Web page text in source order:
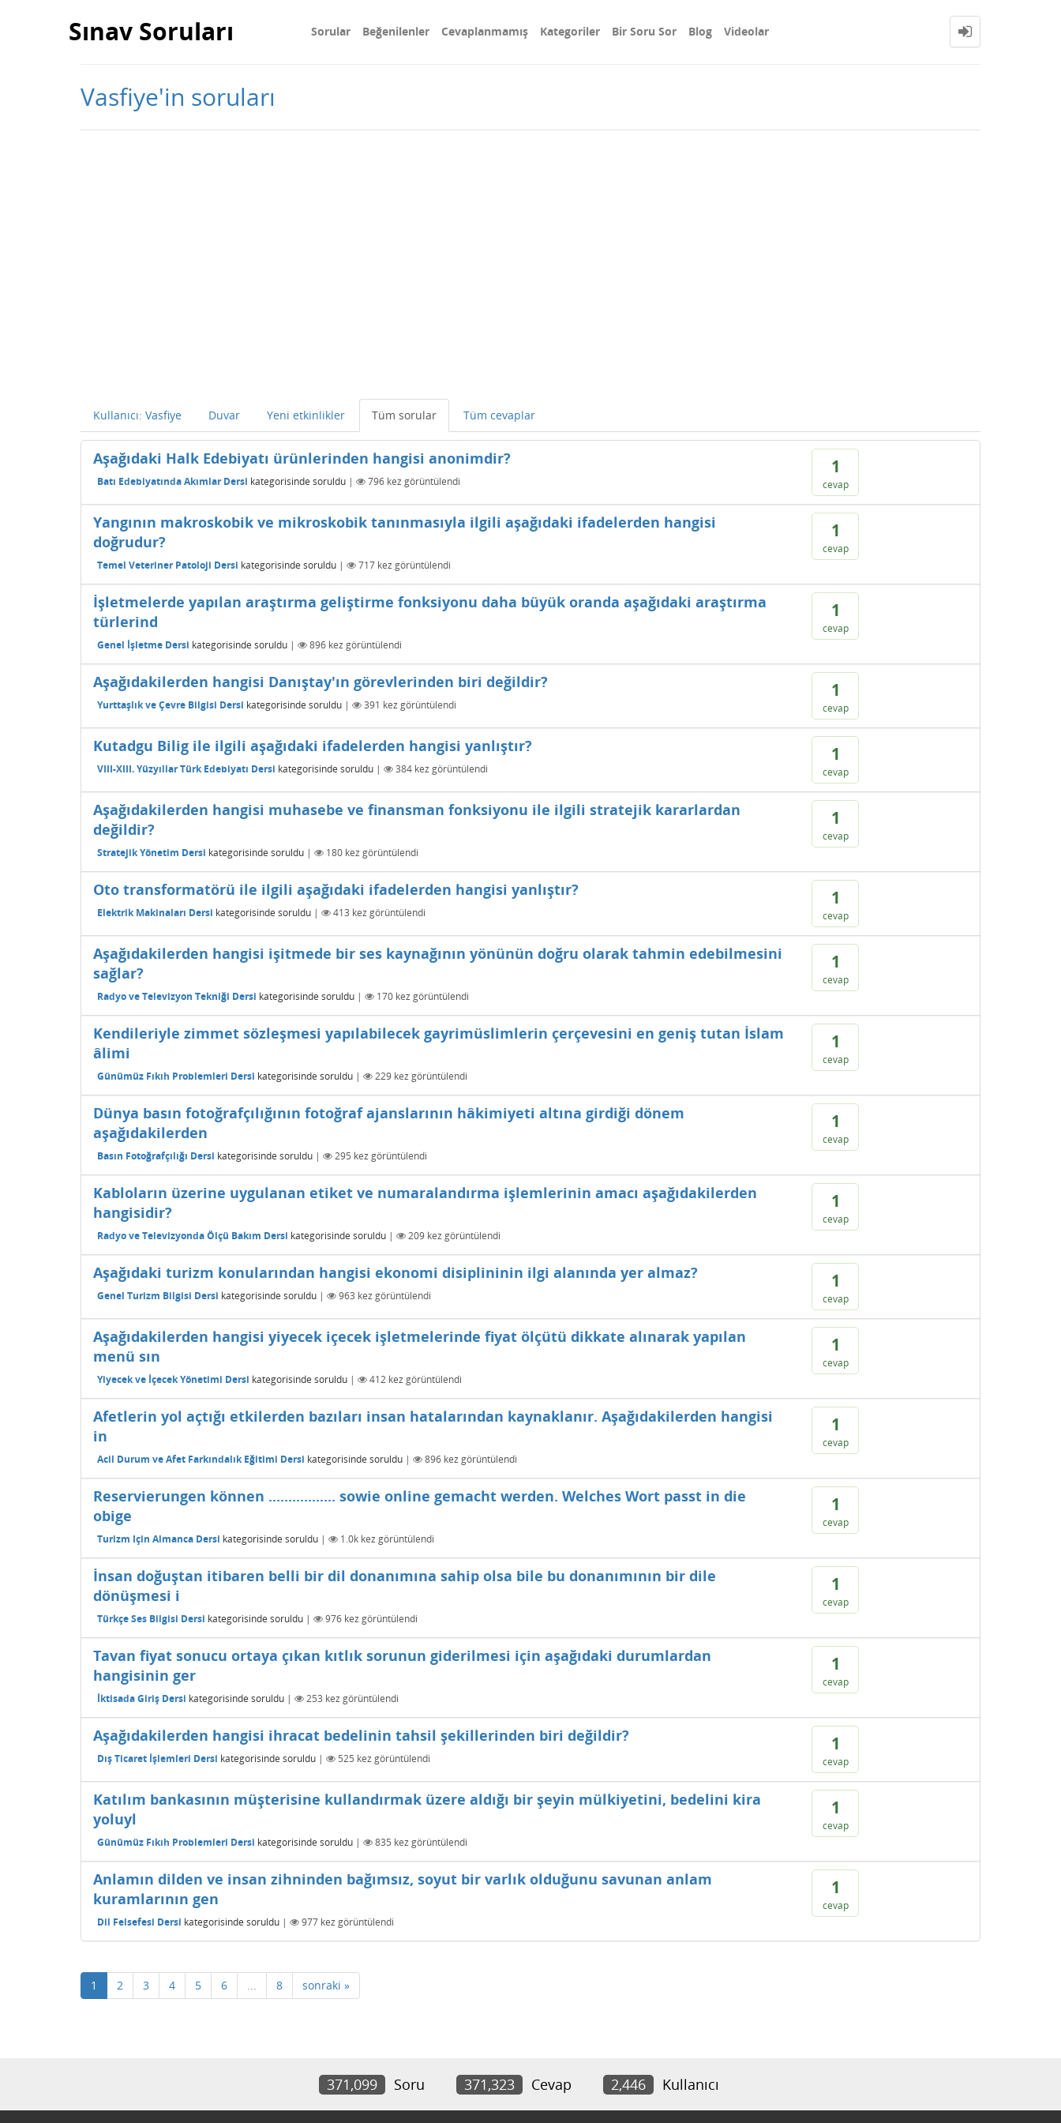
Sınav Soruları Sorular Beğenilenler Cevaplanmamış Kategoriler Bir Soru Sor Blog Videolar
Vasfiye'in soruları
Kullanıcı: Vasfiye Duvar Yeni etkinlikler Tüm sorular Tüm cevaplar
1
cevap
Aşağıdaki Halk Edebiyatı ürünlerinden hangisi anonimdir?
Batı Edebiyatında Akımlar Dersi kategorisinde soruldu | 796 kez görüntülendi
1
cevap
Yangının makroskobik ve mikroskobik tanınmasıyla ilgili aşağıdaki ifadelerden hangisi
doğrudur?
Temel Veteriner Patoloji Dersi kategorisinde soruldu | 717 kez görüntülendi
1
cevap
İşletmelerde yapılan araştırma geliştirme fonksiyonu daha büyük oranda aşağıdaki araştırma
türlerind
Genel İşletme Dersi kategorisinde soruldu | 896 kez görüntülendi
1
cevap
Aşağıdakilerden hangisi Danıştay'ın görevlerinden biri değildir?
Yurttaşlık ve Çevre Bilgisi Dersi kategorisinde soruldu | 391 kez görüntülendi
1
cevap
Kutadgu Bilig ile ilgili aşağıdaki ifadelerden hangisi yanlıştır?
VIII-XIII. Yüzyıllar Türk Edebiyatı Dersi kategorisinde soruldu | 384 kez görüntülendi
1
cevap
Aşağıdakilerden hangisi muhasebe ve finansman fonksiyonu ile ilgili stratejik kararlardan
değildir?
Stratejik Yönetim Dersi kategorisinde soruldu | 180 kez görüntülendi
1
cevap
Oto transformatörü ile ilgili aşağıdaki ifadelerden hangisi yanlıştır?
Elektrik Makinaları Dersi kategorisinde soruldu | 413 kez görüntülendi
1
cevap
Aşağıdakilerden hangisi işitmede bir ses kaynağının yönünün doğru olarak tahmin edebilmesini
sağlar?
Radyo ve Televizyon Tekniği Dersi kategorisinde soruldu | 170 kez görüntülendi
1
cevap
Kendileriyle zimmet sözleşmesi yapılabilecek gayrimüslimlerin çerçevesini en geniş tutan İslam
âlimi
Günümüz Fıkıh Problemleri Dersi kategorisinde soruldu | 229 kez görüntülendi
1
cevap
Dünya basın fotoğrafçılığının fotoğraf ajanslarının hâkimiyeti altına girdiği dönem
aşağıdakilerden
Basın Fotoğrafçılığı Dersi kategorisinde soruldu | 295 kez görüntülendi
1
cevap
Kabloların üzerine uygulanan etiket ve numaralandırma işlemlerinin amacı aşağıdakilerden
hangisidir?
Radyo ve Televizyonda Ölçü Bakım Dersi kategorisinde soruldu | 209 kez görüntülendi
1
cevap
Aşağıdaki turizm konularından hangisi ekonomi disiplininin ilgi alanında yer almaz?
Genel Turizm Bilgisi Dersi kategorisinde soruldu | 963 kez görüntülendi
1
cevap
Aşağıdakilerden hangisi yiyecek içecek işletmelerinde fiyat ölçütü dikkate alınarak yapılan
menü sın
Yiyecek ve İçecek Yönetimi Dersi kategorisinde soruldu | 412 kez görüntülendi
1
cevap
Afetlerin yol açtığı etkilerden bazıları insan hatalarından kaynaklanır. Aşağıdakilerden hangisi
in
Acil Durum ve Afet Farkındalık Eğitimi Dersi kategorisinde soruldu | 896 kez görüntülendi
1
cevap
Reservierungen können ................. sowie online gemacht werden. Welches Wort passt in die
obige
Turizm Için Almanca Dersi kategorisinde soruldu | 1.0k kez görüntülendi
1
cevap
İnsan doğuştan itibaren belli bir dil donanımına sahip olsa bile bu donanımının bir dile
dönüşmesi i
Türkçe Ses Bilgisi Dersi kategorisinde soruldu | 976 kez görüntülendi
1
cevap
Tavan fiyat sonucu ortaya çıkan kıtlık sorunun giderilmesi için aşağıdaki durumlardan
hangisinin ger
İktisada Giriş Dersi kategorisinde soruldu | 253 kez görüntülendi
1
cevap
Aşağıdakilerden hangisi ihracat bedelinin tahsil şekillerinden biri değildir?
Dış Ticaret İşlemleri Dersi kategorisinde soruldu | 525 kez görüntülendi
1
cevap
Katılım bankasının müşterisine kullandırmak üzere aldığı bir şeyin mülkiyetini, bedelini kira
yoluyl
Günümüz Fıkıh Problemleri Dersi kategorisinde soruldu | 835 kez görüntülendi
1
cevap
Anlamın dilden ve insan zihninden bağımsız, soyut bir varlık olduğunu savunan anlam
kuramlarının gen
Dil Felsefesi Dersi kategorisinde soruldu | 977 kez görüntülendi
1 2 3 4 5 6 ... 8 sonraki »
371,099 Soru 371,323 Cevap 2,446 Kullanıcı